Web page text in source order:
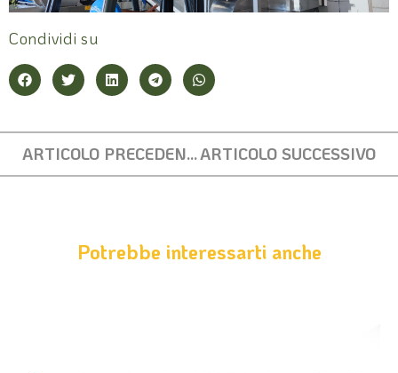
Condividi su
ARTICOLO PRECEDENTEARTICOLO SUCCESSIVO
Potrebbe interessarti anche